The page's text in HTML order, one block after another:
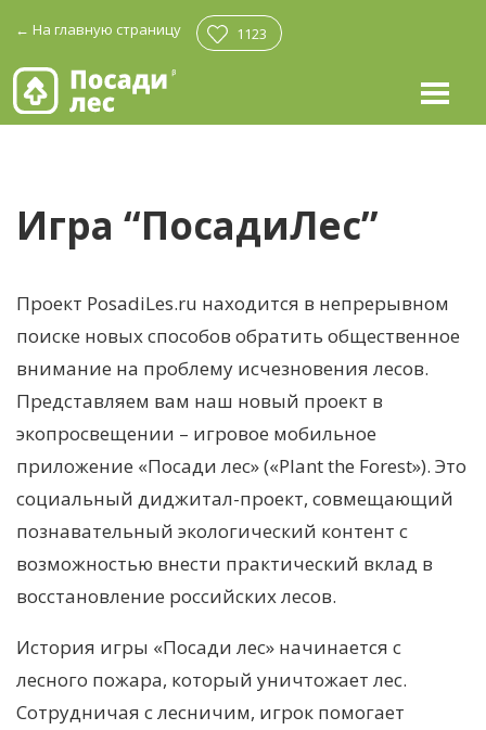
← На главную страницу 1123
Игра “ПосадиЛес”
Проект PosadiLes.ru находится в непрерывном
поиске новых способов обратить общественное
внимание на проблему исчезновения лесов.
Представляем вам наш новый проект в
экопросвещении – игровое мобильное
приложение «Посади лес» («Plant the Forest»). Это
социальный диджитал-проект, совмещающий
познавательный экологический контент с
возможностью внести практический вклад в
восстановление российских лесов.
История игры «Посади лес» начинается с
лесного пожара, который уничтожает лес.
Сотрудничая с лесничим, игрок помогает